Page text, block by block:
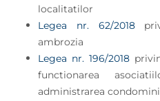
localitatilor
Legea nr. 62/2018
ambrozia
Legea nr. 196/2018
functionarea
administrarea